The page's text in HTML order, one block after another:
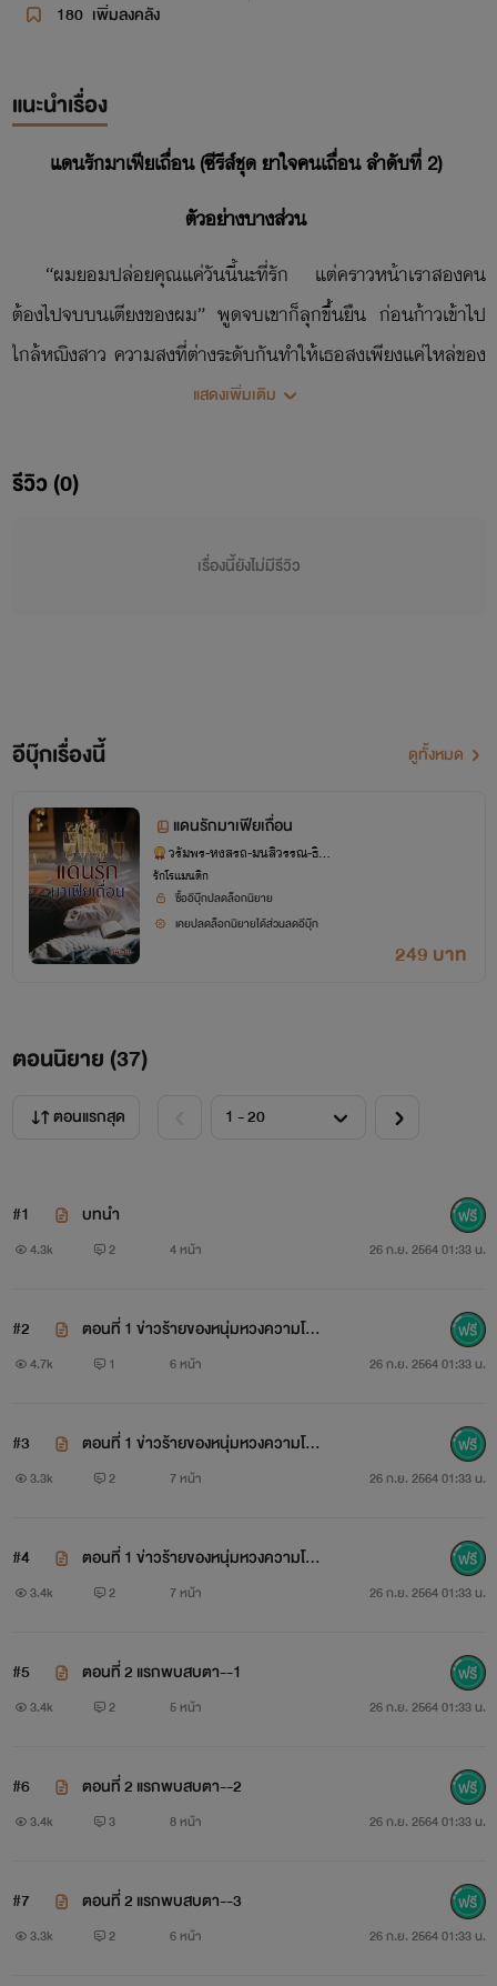
180 เพิ่มลงคลัง
แนะนำเรื่อง
แดนรักมาเฟียเถื่อน (ซีรีส์ชุด ยาใจคนเถื่อน ลำดับที่ 2)
ตัวอย่างบางส่วน
“ผมยอมปล่อยคุณแค่วันนี้นะที่รัก แต่คราวหน้าเราสองคน
ต้องไปจบบนเตียงของผม” พูดจบเขาก็ลุกขึ้นยืน ก่อนก้าวเข้าไป
ใกล้หญิงสาว ความสูงที่ต่างระดับกันทำให้เธอสูงเพียงแค่ไหล่ของ
เถอะ” หญิงสาวโต้กลับเสียงแข็ง พลางปัดมือร้ายกาจนั้นออกไป
เช่นเดิม หากแต่แววตามีแววล้อเล่น
“ก็แบบที่ไม่ใช่คุณไง” เธอบอกเขาเสียงโกรธๆ เพราะรู้ตัวดีว่า
เธอสู้แรงผู้ชายคนนี้ไม่ได้แน่ แม้อดีตที่เธอปกปิดทุกคนเอาไว้จะ
สร้างให้เธอแข็งแกร่ง
ตัวเองพร้อมรอยยิ้มมุมปาก ทั้งร้ายกาจและเจ้าเล่ห์ในสายตาของ
แสดงเพิ่มเติม
รีวิว (0)
เรื่องนี้ยังไม่มีรีวิว
อีบุ๊กเรื่องนี้ ดูทั้งหมด
แดนรักมาเฟียเถื่อน
วรัมพร-หงสรถ-มนสิวรรณ-ธิชา
ร์
รักโรแมนติก
ซื้ออีบุ๊กปลดล็อกนิยาย
เคยปลดล็อกนิยายได้ส่วนลดอีบุ๊ก
249 บาท
ตอนนิยาย (37)
ตอนแรกสุด
#1 บทนำ
4.3k 2 4 หน้า 26 ก.ย. 2564 01:33 น.
#2
ตอนที่ 1 ข่าวร้ายของหนุ่มหวงความโสด
--1
4.7k 1 6 หน้า 26 ก.ย. 2564 01:33 น.
#3
ตอนที่ 1 ข่าวร้ายของหนุ่มหวงความโสด
--2
3.3k 2 7 หน้า 26 ก.ย. 2564 01:33 น.
#4
ตอนที่ 1 ข่าวร้ายของหนุ่มหวงความโสด
--3
3.4k 2 7 หน้า 26 ก.ย. 2564 01:33 น.
#5 ตอนที่ 2 แรกพบสบตา--1
3.4k 2 5 หน้า 26 ก.ย. 2564 01:33 น.
#6 ตอนที่ 2 แรกพบสบตา--2
3.4k 3 8 หน้า 26 ก.ย. 2564 01:33 น.
#7 ตอนที่ 2 แรกพบสบตา--3
3.3k 2 6 หน้า 26 ก.ย. 2564 01:33 น.